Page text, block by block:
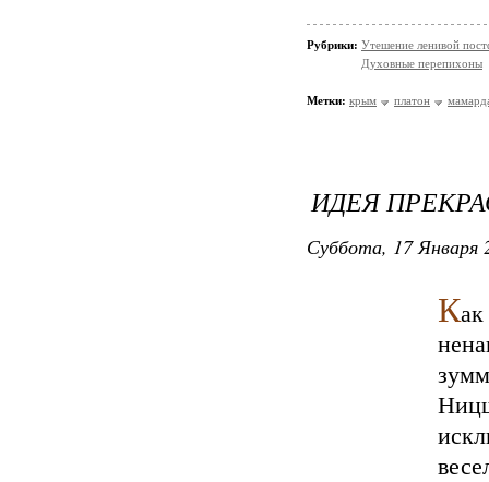
Рубрики: Утешение ленивой
Духовные перепихоны
Метки: крым платон
ИДЕЯ
Суббота, 17 Января
К